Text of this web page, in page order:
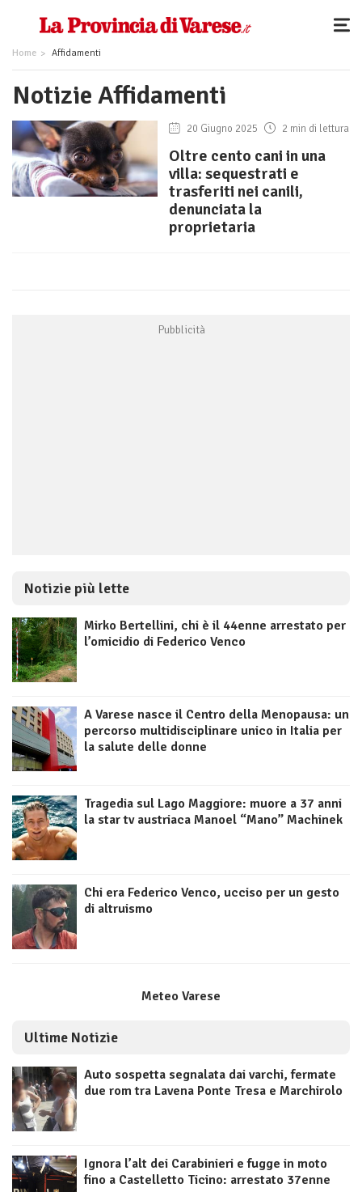
Home Affidamenti
Notizie Affidamenti
20 Giugno 2025 2 min di lettura
Oltre cento cani in una
villa: sequestrati e
trasferiti nei canili,
denunciata la
proprietaria
Notizie più lette
Mirko Bertellini, chi è il 44enne arrestato per
l’omicidio di Federico Venco
A Varese nasce il Centro della Menopausa: un
percorso multidisciplinare unico in Italia per
la salute delle donne
Tragedia sul Lago Maggiore: muore a 37 anni
la star tv austriaca Manoel “Mano” Machinek
Chi era Federico Venco, ucciso per un gesto
di altruismo
Meteo Varese
Ultime Notizie
Auto sospetta segnalata dai varchi, fermate
due rom tra Lavena Ponte Tresa e Marchirolo
Ignora l’alt dei Carabinieri e fugge in moto
fino a Castelletto Ticino: arrestato 37enne